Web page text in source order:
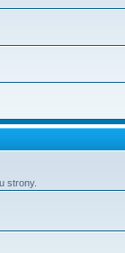
strony.